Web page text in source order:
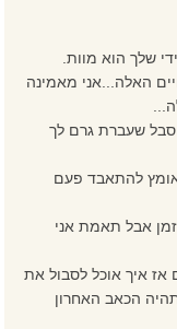
שלך הוא מוות.
האלה...אני מאמינה
שעברת גרם לך
להתאבד פעם
אבל תאמת אני
אז איך אוכל לסבול את
הכאב האחרון